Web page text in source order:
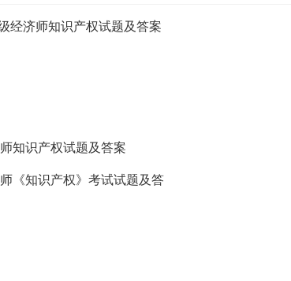
经济师知识产权试题及答案
知识产权试题及答案
《知识产权》考试试题及答